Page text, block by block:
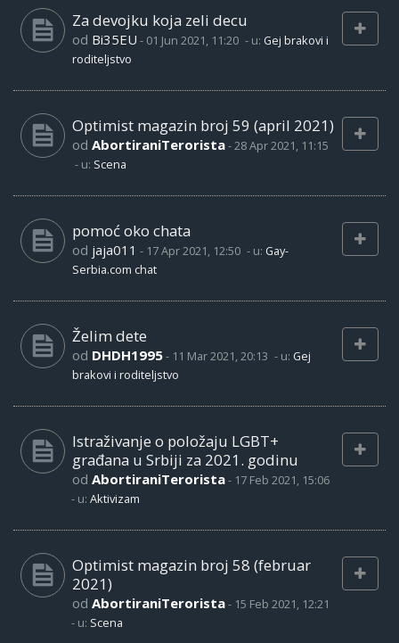
Za devojku koja zeli decu
od Bi35EU - 01 Jun 2021, 11:20 - u: Gej brakovi i
roditeljstvo
Optimist magazin broj 59 (april 2021)
od AbortiraniTerorista-28 Apr 2021, 11:15
- u: Scena
pomoć oko chata
od jaja011 - 17 Apr 2021, 12:50 - u: Gay-
Serbia.com chat
Želim dete
od DHDH1995- 11 Mar 2021, 20:13 - u: Gej
brakovi i roditeljstvo
Istraživanje o položaju LGBT+
građana u Srbiji za 2021. godinu
od AbortiraniTerorista- 17 Feb 2021, 15:06
- u: Aktivizam
Optimist magazin broj 58 (februar
2021)
od AbortiraniTerorista- 15 Feb 2021, 12:21
- u: Scena